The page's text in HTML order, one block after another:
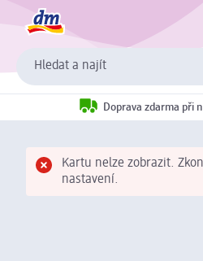
Hledat a najít
Doprava zdarma při
Kartu nelze zobrazit.
nastavení.